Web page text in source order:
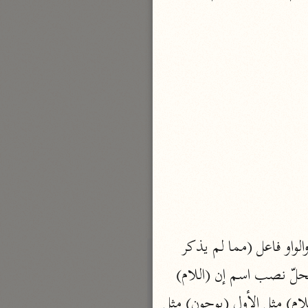
تفسير القرآن الكريم
ابن عثيمين (١٤٢١ هـ)
نحو ١٥ مجلدًا
(الواو) عاطفة (لا) ناهية جازمة (تأكلوا) مضارع مجزوم وعلامة الجزم حذف النون ... والواو فاعل (مما لم يذكر